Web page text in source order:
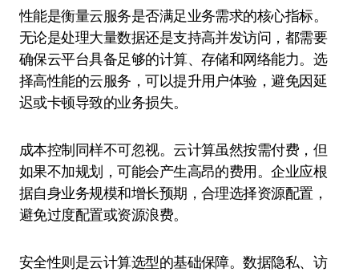
性能是衡量云服务是否满足业务需求的核心指标。
无论是处理大量数据还是支持高并发访问，都需要
确保云平台具备足够的计算、存储和网络能力。选
择高性能的云服务，可以提升用户体验，避免因延
迟或卡顿导致的业务损失。
成本控制同样不可忽视。云计算虽然按需付费，但
如果不加规划，可能会产生高昂的费用。企业应根
据自身业务规模和增长预期，合理选择资源配置，
避免过度配置或资源浪费。
安全性则是云计算选型的基础保障。数据隐私、访